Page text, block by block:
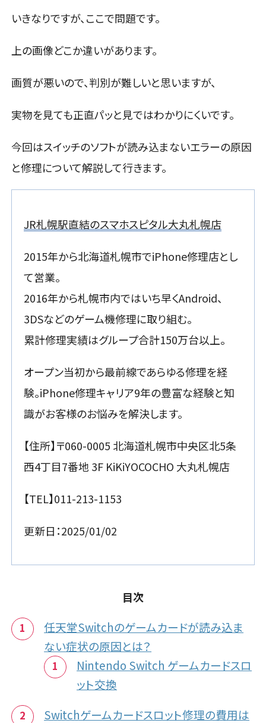
いきなりですが、ここで問題です。
上の画像どこか違いがあります。
画質が悪いので、判別が難しいと思いますが、
実物を見ても正直パッと見ではわかりにくいです。
今回はスイッチのソフトが読み込まないエラーの原因
と修理について解説して行きます。
JR札幌駅直結のスマホスピタル大丸札幌店
2015年から北海道札幌市でiPhone修理店とし
て営業。
2016年から札幌市内ではいち早くAndroid、
3DSなどのゲーム機修理に取り組む。
累計修理実績はグループ合計150万台以上。
オープン当初から最前線であらゆる修理を経
験。iPhone修理キャリア9年の豊富な経験と知
識がお客様のお悩みを解決します。
【住所】〒060-0005 北海道札幌市中央区北5条
西4丁目7番地 3F KiKiYOCOCHO 大丸札幌店
【TEL】011-213-1153
更新日：2025/01/02
目次
任天堂Switchのゲームカードが読み込ま
ない症状の原因とは？
Nintendo Switch ゲームカードスロ
ット交換
Switchゲームカードスロット修理の費用は